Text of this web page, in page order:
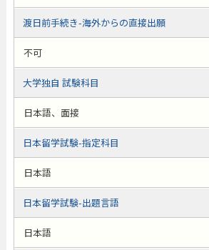
渡日前手続き-海外からの直接出願
不可
大学独自 試験科目
日本語、面接
日本留学試験-指定科目
日本語
日本留学試験-出題言語
日本語